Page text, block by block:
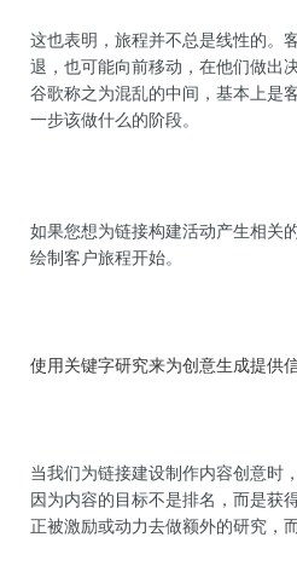
这也表明，旅程并不总是线性的。
退，也可能向前移动，在他们做出
谷歌称之为混乱的中间，基本上是
一步该做什么的阶段。
如果您想为链接构建活动产生相关
绘制客户旅程开始。
使用关键字研究来为创意生成提供
当我们为链接建设制作内容创意时
因为内容的目标不是排名，而是获
正被激励或动力去做额外的研究，